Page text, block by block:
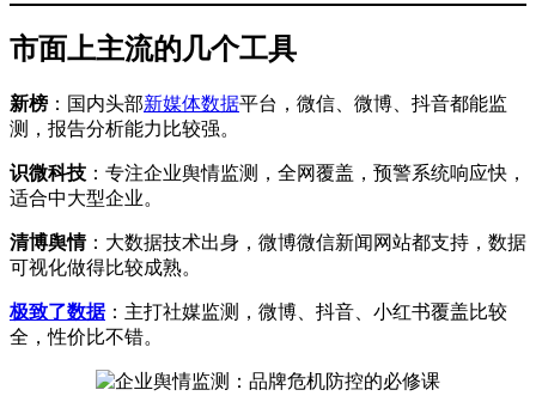
市面上主流的几个工具
新榜 ：国内头部新媒体数据平台，微信、微博、抖音都能监
测，报告分析能力比较强。
识微科技 ：专注企业舆情监测，全网覆盖，预警系统响应快，
适合中大型企业。
清博舆情：大数据技术出身，微博微信新闻网站都支持，数据
可视化做得比较成熟。
极致了数据：主打社媒监测，微博、抖音、小红书覆盖比较
全，性价比不错。